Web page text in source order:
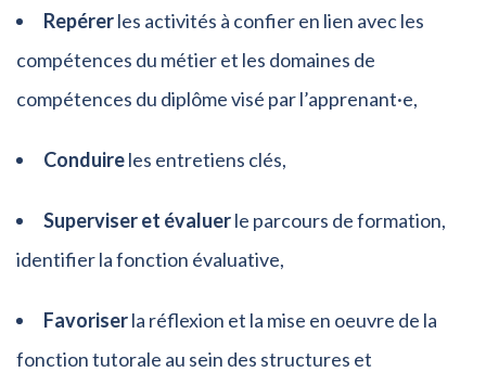
Repérerles activités à confier en lien avec les
compétences du métier et les domaines de
compétences du diplôme visé par l’apprenant·e,
Conduireles entretiens clés,
Superviser et évaluerle parcours de formation,
identifier la fonction évaluative,
Favoriserla réflexion et la mise en oeuvre de la
fonction tutorale au sein des structures et